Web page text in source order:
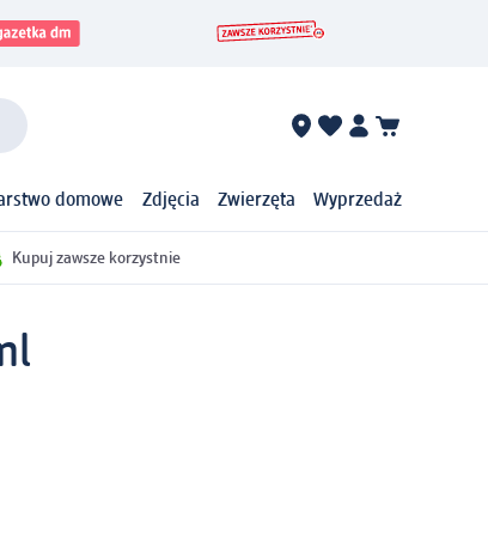
domowe Zdjęcia Zwierzęta Wyprzedaż
Kupuj zawsze korzystnie